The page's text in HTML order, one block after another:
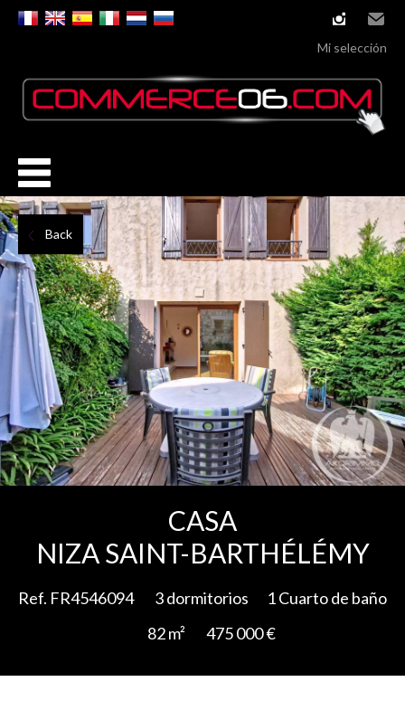
instagram
Email
Mi selección
Back
CASA
NIZA SAINT-BARTHÉLÉMY
Ref. FR4546094 3 dormitorios
1 Cuarto de baño
82 m²
475 000 €